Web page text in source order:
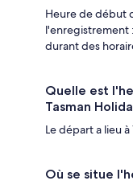
Heure de début
l'enregistrement
durant des
Quelle est
Tasman
Le départ a lieu à
Où se situe